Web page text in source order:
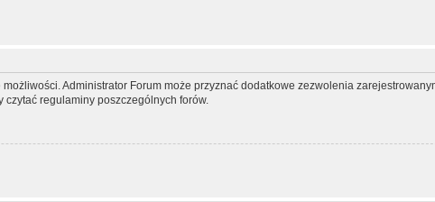
Administrator Forum może przyznać dodatkowe zezwolenia
regulaminy poszczególnych forów.